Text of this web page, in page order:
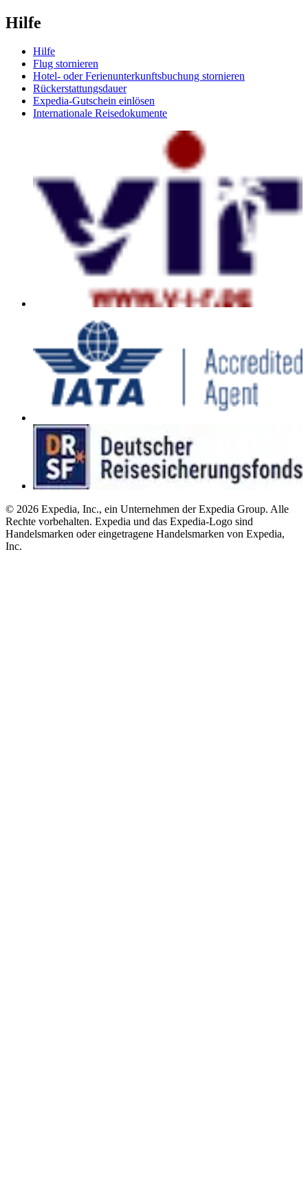
Hilfe
Hilfe
Flug stornieren
Hotel- oder Ferienunterkunftsbuchung stornieren
Rückerstattungsdauer
Expedia-Gutschein einlösen
Internationale Reisedokumente
© 2026 Expedia, Inc., ein Unternehmen der Expedia Group. Alle
Rechte vorbehalten. Expedia und das Expedia-Logo sind
Handelsmarken oder eingetragene Handelsmarken von Expedia,
Inc.